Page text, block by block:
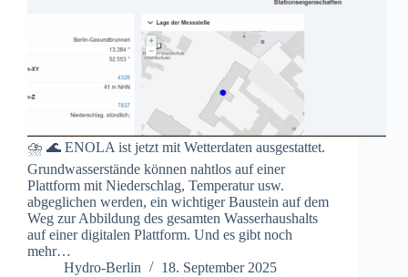
⛈️ 🌊 ENOLA ist jetzt mit Wetterdaten ausgestattet.
Grundwasserstände können nahtlos auf einer
Plattform mit Niederschlag, Temperatur usw.
abgeglichen werden, ein wichtiger Baustein auf dem
Weg zur Abbildung des gesamten Wasserhaushalts
auf einer digitalen Plattform. Und es gibt noch
mehr…
Hydro-Berlin
18. September 2025